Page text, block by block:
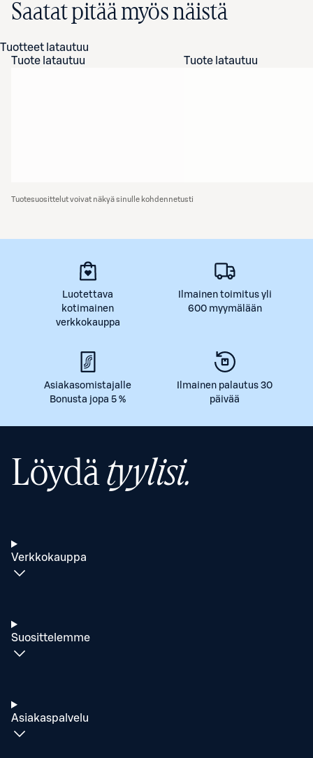
Saatat pitää myös näistä
Tuotteet latautuu
Tuote latautuu
Tuote latautuu
Tuotesuosittelut voivat näkyä sinulle kohdennetusti
Luotettava
kotimainen
verkkokauppa
Ilmainen toimitus yli
600 myymälään
Asiakasomistajalle
Bonusta jopa 5 %
Ilmainen palautus 30
päivää
Löydätyylisi.
Verkkokauppa
Suosittelemme
Asiakaspalvelu